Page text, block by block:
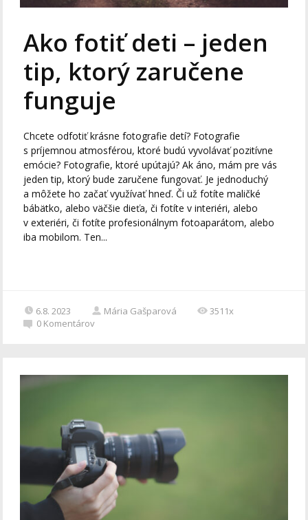
Ako fotiť deti – jeden
tip, ktorý zaručene
funguje
Chcete odfotiť krásne fotografie detí? Fotografie
s príjemnou atmosférou, ktoré budú vyvolávať pozitívne
emócie? Fotografie, ktoré upútajú? Ak áno, mám pre vás
jeden tip, ktorý bude zaručene fungovať. Je jednoduchý
a môžete ho začať využívať hneď. Či už fotíte maličké
bábätko, alebo väčšie dieťa, či fotíte v interiéri, alebo
v exteriéri, či fotíte profesionálnym fotoaparátom, alebo
iba mobilom. Ten...
6.8. 2023 Mária Gašparová
3511x
0 Komentárov